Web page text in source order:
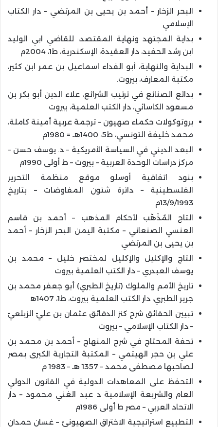
البحر الزخار – أحمد بن يحيى بن المرتضي – دار الكتاب
الإسلامي
بداية المجتهد ونهاية المقتصد، للقاضي ابي الوليد
ابن رشد الحفيد، دار العقيدة، الإسكندرية، ط1، 2004م
البداية والنهاية، أبو الفداء اسماعيل بن عمر ابن كثير،
مكتبة المعارف، بيروت.
بدائع الصنائع في ترتيب الشرائع، علاء الدين أبو بكر بن
مسعود الكاسائي، دار الكتب العلمية، بيروت
بروتوكولات حكماء صهيون – ترجمة عربية أمينة كاملة،
محمد خليفة التونسي، ط5، 1400هـ = 1980م
البعد الديني في السياسة الأمريكية – د. يوسف حسن –
مركز دراسات الوحدة العربية – بيروت – ط أولى 1990م
بنود اتفاقية أوسلو موقع منظمة التحرير
الفلسطينية – دائرة شئون المفاوضات – بتاريخ
13/9/1993م
التاج المُذَهّب لأحكام المذهب – أحمد بن قاسم
العنسي الصنعاني – مكتبة اليمن البحر الزخار – أحمد
بن يحيى بن المرتضي
التاج والإكليل والإكليل لمختصر خليل – محمد بن
يوسف العبدري – دار الكتب العلمية بيروت
تاريخ الأمم والملوك (تاريخ الطبري) أبو جعفر محمد بن
جرير الطبري، دار الكتب العلمية بيروت، ط1، 1407ﻫ
تبيين الحقائق شرح كنز الدقائق عثمان بن عليّ الزيلعيّ
– دار الكتاب الإسلامي – بيروت
تحفة المحتاج في شرح المنهاج – أحمد بن محمد بن
علي بن حجر الهيتمي – المكتبة التجارية الكبرى بمصر
لصاحبها مصطفى محمد – 1357 هـ – 1983 م
التحفظ على المعاهدات الدولية في القانون الدولي
العام والشريعة الإسلامية د عبد الغني محمود – دار
الاتحاد العربي – مصر ط أولى 1986م
التطبيع استراتيجية الاختراق الصهيونيّ – غسان حمدان